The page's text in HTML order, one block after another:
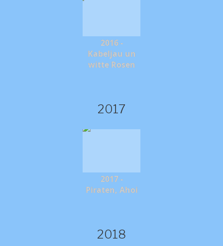
2016 -
Kabeljau un
witte Rosen
2017
2017 -
Piraten, Ahoi
2018